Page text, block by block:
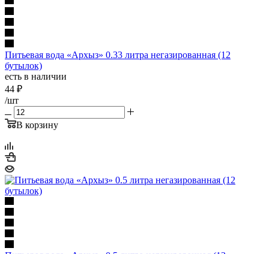
Питьевая вода «Архыз» 0.33 литра негазированная (12
бутылок)
есть в наличии
44 ₽
/шт
В корзину